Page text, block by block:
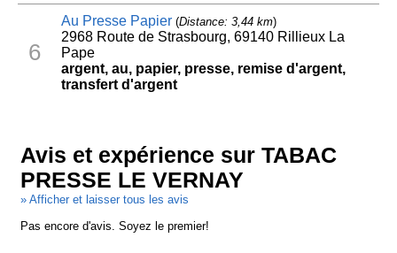
6
Au Presse Papier(Distance: 3,44 km)
2968 Route de Strasbourg, 69140 Rillieux La
Pape
argent, au, papier, presse, remise d'argent,
transfert d'argent
Avis et expérience sur TABAC
PRESSE LE VERNAY
» Afficher et laisser tous les avis
Pas encore d'avis. Soyez le premier!